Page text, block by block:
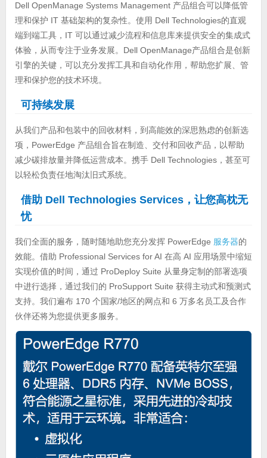
Dell OpenManage Systems Management 产品组合可以降低管
理和保护 IT 基础架构的复杂性。使用 Dell Technologies的直观
端到端工具，IT 可以通过减少流程和信息库来提供安全的集成式
体验，从而专注于业务发展。Dell OpenManage产品组合是创新
引擎的关键，可以充分发挥工具和自动化作用，帮助您扩展、管
理和保护您的技术环境。
可持续发展
从我们产品和包装中的回收材料，到高能效的深思熟虑的创新选
项，PowerEdge 产品组合旨在制造、交付和回收产品，以帮助
减少碳排放量并降低运营成本。携手 Dell Technologies，甚至可
以轻松负责任地淘汰旧式系统。
借助 Dell Technologies Services，让您高枕无
忧
我们全面的服务，随时随地助您充分发挥 PowerEdge 服务器的
效能。借助 Professional Services for AI 在高 AI 应用场景中缩短
实现价值的时间，通过 ProDeploy Suite 从量身定制的部署选项
中进行选择，通过我们的 ProSupport Suite 获得主动式和预测式
支持。我们遍布 170 个国家/地区的网点和 6 万多名员工及合作
伙伴还将为您提供更多服务。